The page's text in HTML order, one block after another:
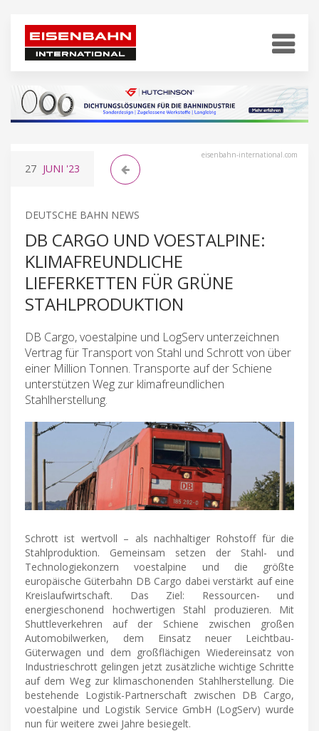
eisenbahn-international.com
27 JUNI '23
DEUTSCHE BAHN NEWS
DB CARGO UND VOESTALPINE:
KLIMAFREUNDLICHE
LIEFERKETTEN FÜR GRÜNE
STAHLPRODUKTION
DB Cargo, voestalpine und LogServ unterzeichnen
Vertrag für Transport von Stahl und Schrott von über
einer Million Tonnen. Transporte auf der Schiene
unterstützen Weg zur klimafreundlichen
Stahlherstellung.
Schrott ist wertvoll – als nachhaltiger Rohstoff für die
Stahlproduktion. Gemeinsam setzen der Stahl- und
Technologiekonzern voestalpine und die größte
europäische Güterbahn DB Cargo dabei verstärkt auf eine
Kreislaufwirtschaft. Das Ziel: Ressourcen- und
energieschonend hochwertigen Stahl produzieren. Mit
Shuttleverkehren auf der Schiene zwischen großen
Automobilwerken, dem Einsatz neuer Leichtbau-
Güterwagen und dem großflächigen Wiedereinsatz von
Industrieschrott gelingen jetzt zusätzliche wichtige Schritte
auf dem Weg zur klimaschonenden Stahlherstellung. Die
bestehende Logistik-Partnerschaft zwischen DB Cargo,
voestalpine und Logistik Service GmbH (LogServ) wurde
nun für weitere zwei Jahre besiegelt.